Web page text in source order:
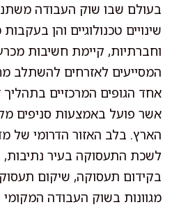
בעולם שבו שוק העבודה
שינויים טכנולוגיים והן
וחברתיות, קיימת חשיבות
המסייעים לאזרחים להשתלב
אחד הגופים המרכזיים
אשר פועל באמצעות סניפים
הארץ. בלב האזור הדרומי של
לשכת התעסוקה בעיר
בקידום תעסוקה, שיקום
מגוונות בשוק העבודה